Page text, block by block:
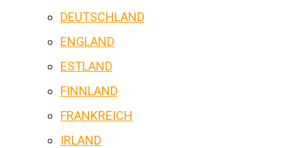
DEUTSCHLAND
ENGLAND
ESTLAND
FINNLAND
FRANKREICH
IRLAND